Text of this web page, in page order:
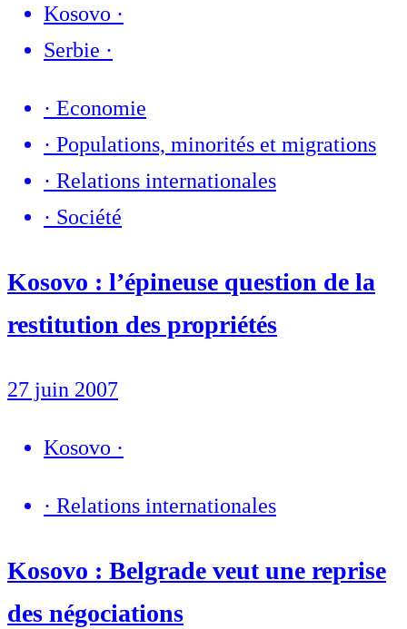
Kosovo ·
Serbie ·
· Economie
· Populations, minorités et migrations
· Relations internationales
· Société
Kosovo : l’épineuse question de la
restitution des propriétés
27 juin 2007
Kosovo ·
· Relations internationales
Kosovo : Belgrade veut une reprise
des négociations